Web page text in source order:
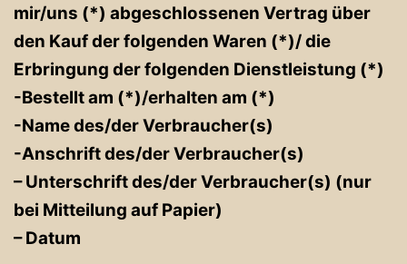
mir/uns (*) abgeschlossenen Vertrag über
den Kauf der folgenden Waren (*)/ die
Erbringung der folgenden Dienstleistung (*)
-Bestellt am (*)/erhalten am (*)
-Name des/der Verbraucher(s)
-Anschrift des/der Verbraucher(s)
– Unterschrift des/der Verbraucher(s) (nur
bei Mitteilung auf Papier)
– Datum